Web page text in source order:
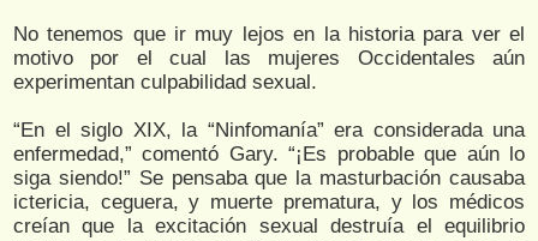
No tenemos que ir muy lejos en la historia para ver el
motivo por el cual las mujeres Occidentales aún
experimentan culpabilidad sexual.
“En el siglo XIX, la “Ninfomanía” era considerada una
enfermedad,” comentó Gary. “¡Es probable que aún lo
siga siendo!” Se pensaba que la masturbación causaba
ictericia, ceguera, y muerte prematura, y los médicos
creían que la excitación sexual destruía el equilibrio